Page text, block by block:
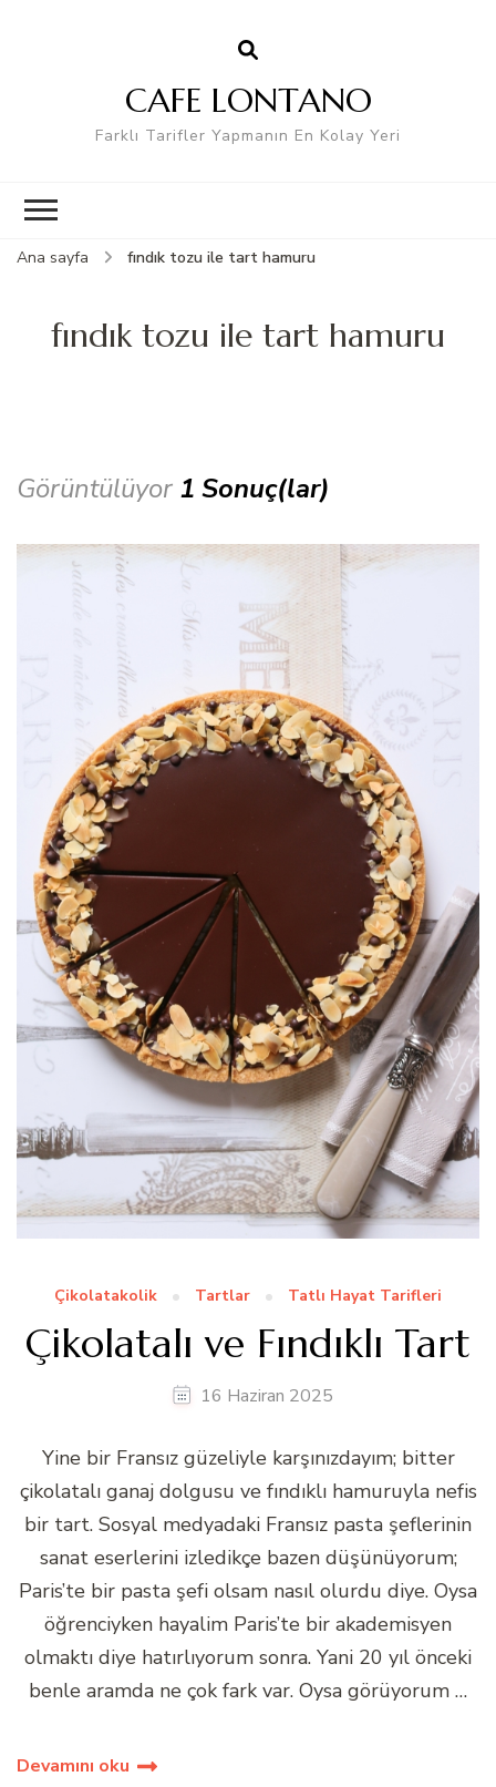
CAFE LONTANO
Farklı Tarifler Yapmanın En Kolay Yeri
Ana sayfa fındık tozu ile tart hamuru
fındık tozu ile tart hamuru
Görüntülüyor 1 Sonuç(lar)
Çikolatakolik Tartlar Tatlı Hayat Tarifleri
Çikolatalı ve Fındıklı Tart
16 Haziran 2025
Yine bir Fransız güzeliyle karşınızdayım; bitter
çikolatalı ganaj dolgusu ve fındıklı hamuruyla nefis
bir tart. Sosyal medyadaki Fransız pasta şeflerinin
sanat eserlerini izledikçe bazen düşünüyorum;
Paris’te bir pasta şefi olsam nasıl olurdu diye. Oysa
öğrenciyken hayalim Paris’te bir akademisyen
olmaktı diye hatırlıyorum sonra. Yani 20 yıl önceki
benle aramda ne çok fark var. Oysa görüyorum …
Devamını oku